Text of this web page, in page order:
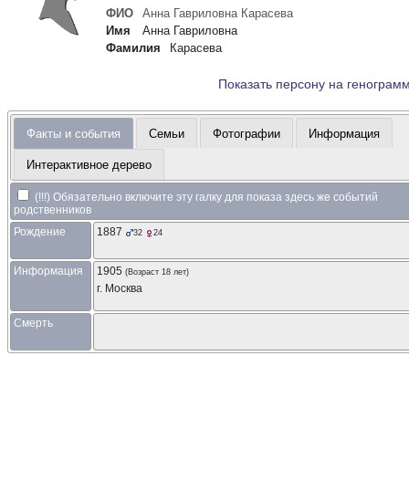
ФИО Анна Гавриловна Карасева
Имя
Анна Гавриловна
Фамилия
Карасева
Показать персону на
Факты и события Семьи Фотографии Информация
Интерактивное дерево
(!!!) Обязательно включите эту галку для показа здесь же событий
родственников
Рождение
1887 32 24
Информация 1905 (Возраст 18 лет)
г. Москва
Смерть